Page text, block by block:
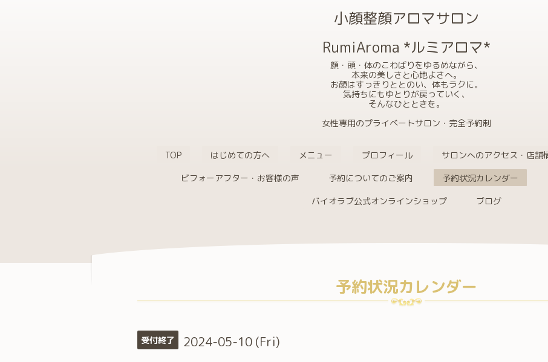
小顔整顔アロマサロン
RumiAroma *ルミアロマ*
顔・頭・体のこわばりをゆるめながら、
本来の美しさと心地よさへ。
お顔はすっきりととのい、体もラクに。
気持ちにもゆとりが戻っていく、
そんなひとときを。
女性専用のプライベートサロン・完全予約制
TOP はじめての方へ メニュー プロフィール サロンへのアクセス・店舗
ビフォーアフター・お客様の声
予約についてのご案内 予約状況カレンダー
バイオラブ公式オンラインショップ
ブログ
予約状況カレンダー
受付終了 2024-05-10 (Fri)